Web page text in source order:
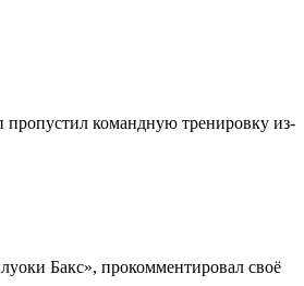
командную тренировку из-
Бакс», прокомментировал своё